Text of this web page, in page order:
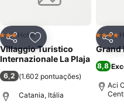
PartilharAdicionar aos
3 Estrelas
Hotel
Villaggio Turistico
Internazionale La Plaja
6,2 (1.602 pontuações)
Catania, Itália
4
Grand
8,8
Aci